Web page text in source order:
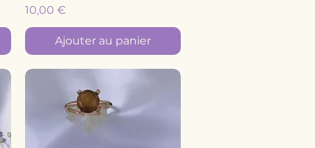
Prix
10,00 €
Ajouter au panier